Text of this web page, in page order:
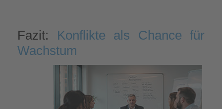
Fazit: Konflikte als Chance für
Wachstum